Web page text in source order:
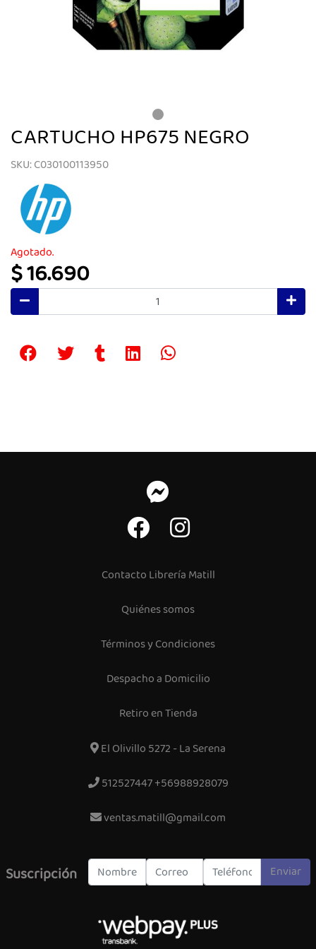
CARTUCHO HP675 NEGRO
SKU: C030100113950
Agotado.
$ 16.690
Contacto Librería Matill
Quiénes somos
Términos y Condiciones
Despacho a Domicilio
Retiro en Tienda
El Olivillo 5272 - La Serena
512527447 +56988928079
ventas.matill@gmail.com
Suscripción Enviar